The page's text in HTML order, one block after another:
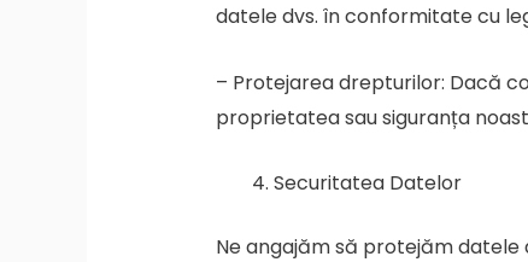
datele dvs. în conformitate cu
– Protejarea drepturilor: Dacă
proprietatea sau siguranța
Securitatea Datelor
Ne angajăm să protejăm